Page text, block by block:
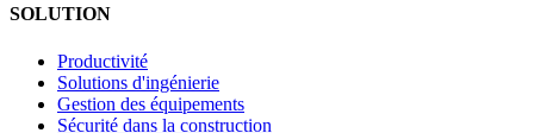
SOLUTION
Productivité
Solutions d'ingénierie
Gestion des équipements
Sécurité dans la construction